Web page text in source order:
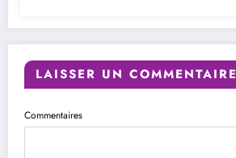
LAISSER UN COMMENTAIRE
Commentaires